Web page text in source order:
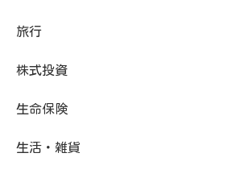
旅行
株式投資
生命保険
生活・雑貨